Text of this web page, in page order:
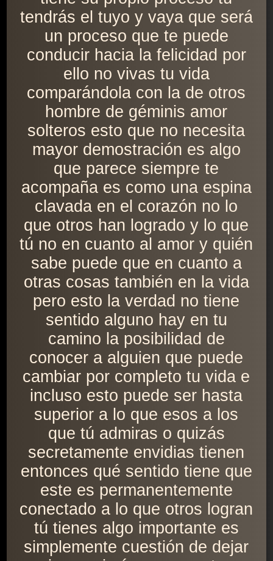
tendrás el tuyo y vaya que será
un proceso que te puede
conducir hacia la felicidad por
ello no vivas tu vida
comparándola con la de otros
hombre de géminis amor
solteros esto que no necesita
mayor demostración es algo
que parece siempre te
acompaña es como una espina
clavada en el corazón no lo
que otros han logrado y lo que
tú no en cuanto al amor y quién
sabe puede que en cuanto a
otras cosas también en la vida
pero esto la verdad no tiene
sentido alguno hay en tu
camino la posibilidad de
conocer a alguien que puede
cambiar por completo tu vida e
incluso esto puede ser hasta
superior a lo que esos a los
que tú admiras o quizás
secretamente envidias tienen
entonces qué sentido tiene que
este es permanentemente
conectado a lo que otros logran
tú tienes algo importante es
simplemente cuestión de dejar